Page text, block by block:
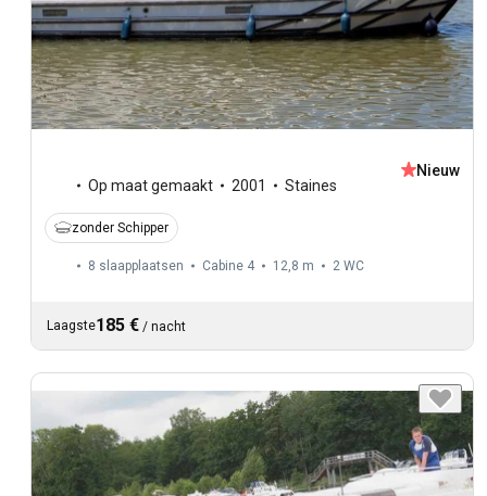
Op maat gemaakt 2001 Staines
Nieuw
zonder Schipper
8 slaapplaatsen Cabine 4 12,8 m 2 WC
Laagste185 € / nacht